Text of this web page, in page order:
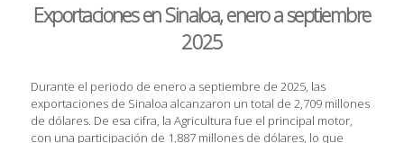
Exportaciones en Sinaloa, enero a septiembre
2025
Durante el periodo de enero a septiembre de 2025, las
exportaciones de Sinaloa alcanzaron un total de 2,709 millones
de dólares. De esa cifra, la Agricultura fue el principal motor,
con una participación de 1,887 millones de dólares, lo que